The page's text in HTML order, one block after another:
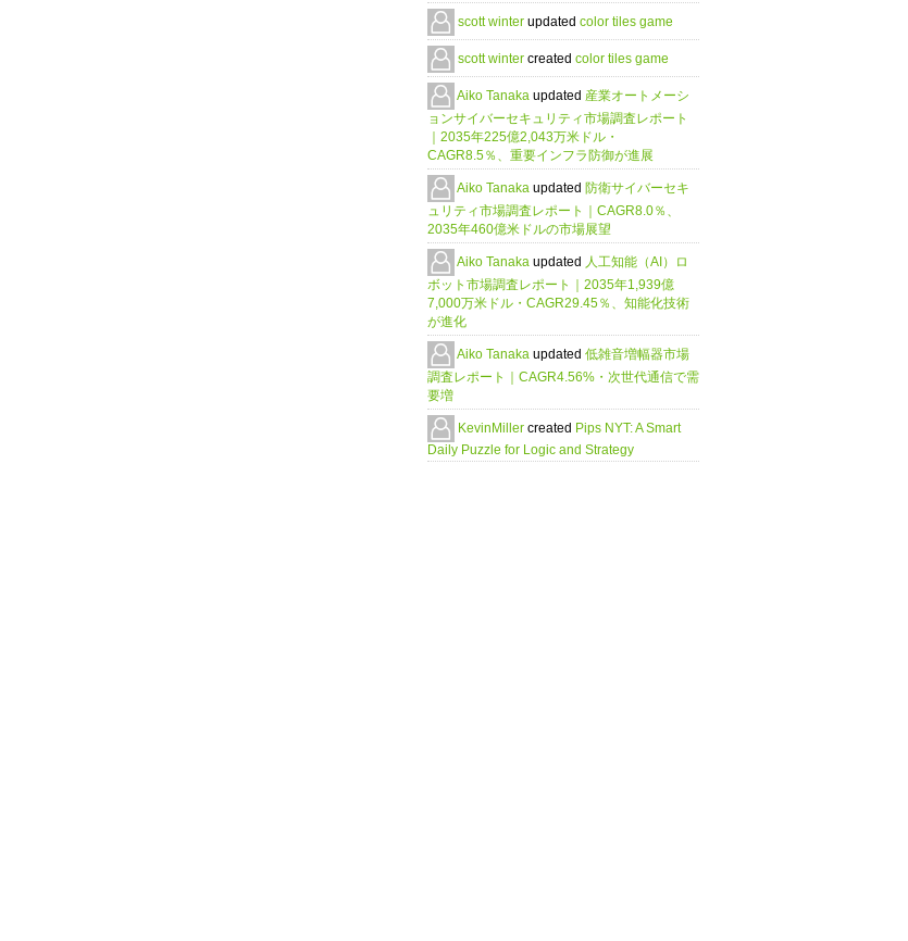
scott winter updated color tiles game
scott winter created color tiles game
Aiko Tanaka updated 産業オートメーシ
ョンサイバーセキュリティ市場調査レポート
｜2035年225億2,043万米ドル・
CAGR8.5％、重要インフラ防御が進展
Aiko Tanaka updated 防衛サイバーセキ
ュリティ市場調査レポート｜CAGR8.0％、
2035年460億米ドルの市場展望
Aiko Tanaka updated 人工知能（AI）ロ
ボット市場調査レポート｜2035年1,939億
7,000万米ドル・CAGR29.45％、知能化技術
が進化
Aiko Tanaka updated 低雑音増幅器市場
調査レポート｜CAGR4.56%・次世代通信で需
要増
KevinMiller created Pips NYT: A Smart
Daily Puzzle for Logic and Strategy